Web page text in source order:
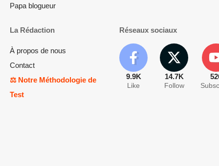
Papa blogueur
La Rédaction
À propos de nous
Contact
⚖️ Notre Méthodologie de
Test
Réseaux sociaux
9.9K
Like
14.7K
Follow